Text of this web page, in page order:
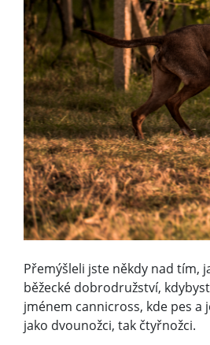
Přemýšleli jste někdy nad tím,
běžecké dobrodružství,
jménem cannicross, kde pes
jako dvounožci, tak čtyřnožci.